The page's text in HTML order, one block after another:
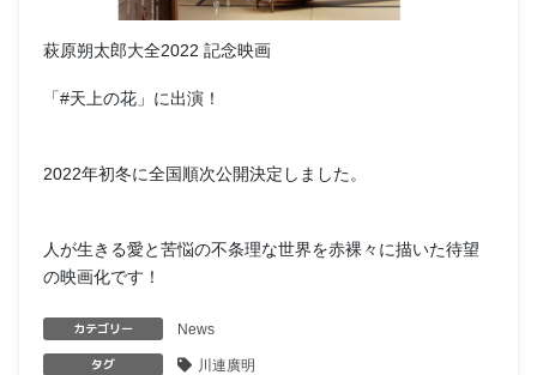
萩原朔太郎大全2022 記念映画
「#天上の花」に出演！
2022年初冬に全国順次公開決定しました。
人が生きる愛と苦悩の不条理な世界を赤裸々に描いた待望
の映画化です！
カテゴリー News
タグ 川連廣明